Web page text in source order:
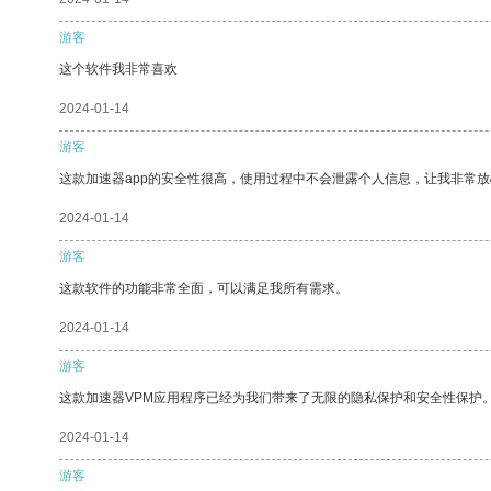
游客
这个软件我非常喜欢
2024-01-14
游客
这款加速器app的安全性很高，使用过程中不会泄露个人信息，让我非常
2024-01-14
游客
这款软件的功能非常全面，可以满足我所有需求。
2024-01-14
游客
这款加速器VPM应用程序已经为我们带来了无限的隐私保护和安全性保护
2024-01-14
游客